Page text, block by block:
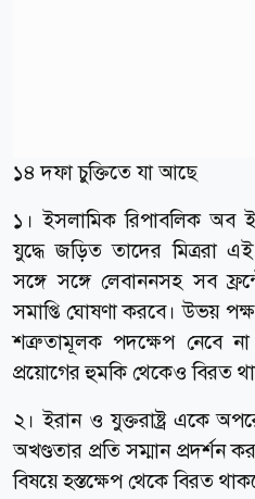
১৪ দফা চুক্তিতে যা আছে
১। ইসলামিক রিপাবলিক অব
যুদ্ধে জড়িত তাদের মিত্ররা
সঙ্গে সঙ্গে লেবাননসহ সব
সমাপ্তি ঘোষণা করবে। উভয়
শত্রুতামূলক পদক্ষেপ নেবে
প্রয়োগের হুমকি থেকেও বিরত
২। ইরান ও যুক্তরাষ্ট্র একে
অখণ্ডতার প্রতি সম্মান প্রদর্শন
বিষয়ে হস্তক্ষেপ থেকে বিরত